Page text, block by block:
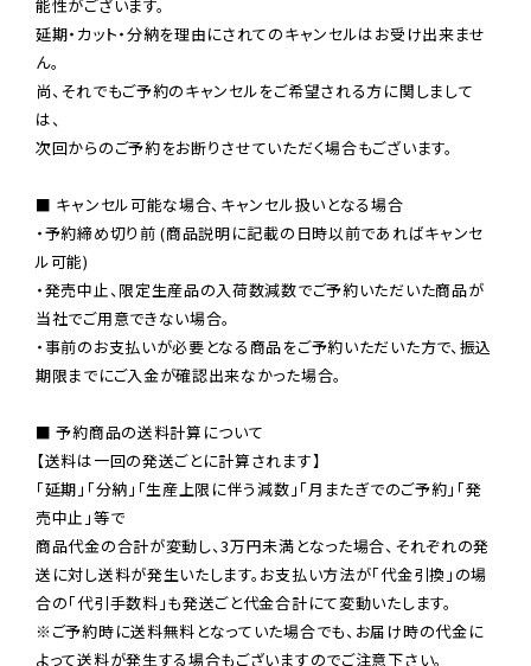
能性がございます。
延期・カット・分納を理由にされてのキャンセルはお受け出来ませ
ん。
尚、それでもご予約のキャンセルをご希望される方に関しまして
は、
次回からのご予約をお断りさせていただく場合もございます。
■ キャンセル可能な場合、キャンセル扱いとなる場合
・予約締め切り前 (商品説明に記載の日時以前であればキャンセ
ル可能)
・発売中止、限定生産品の入荷数減数でご予約いただいた商品が
当社でご用意できない場合。
・事前のお支払いが必要となる商品をご予約いただいた方で、振込
期限までにご入金が確認出来なかった場合。
■ 予約商品の送料計算について
【送料は一回の発送ごとに計算されます】
「延期」「分納」「生産上限に伴う減数」「月またぎでのご予約」「発
売中止」等で
商品代金の合計が変動し、3万円未満となった場合、それぞれの発
送に対し送料が発生いたします。お支払い方法が「代金引換」の場
※ご予約時に送料無料となっていた場合でも、お届け時の代金に
よって送料が発生する場合もございますのでご注意下さい。